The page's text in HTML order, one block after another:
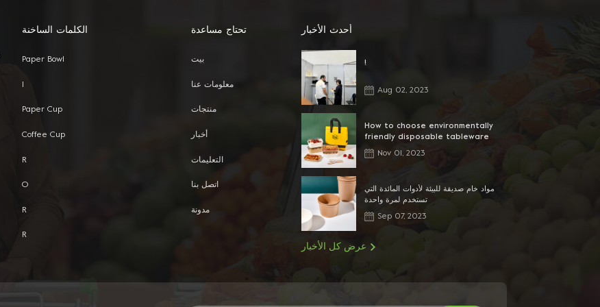
الكلمات الساخنة
Paper Bowl
Paper Cup
Coffee Cup
R
O
R
R
تحتاج مساعدة
بيت
معلومات عنا
منتجات
أخبار
التعليمات
اتصل بنا
مدونة
أحدث الأخبار
!
Aug 02, 2023
How to choose environmentally
friendly disposable tableware
Nov 01, 2023
مواد خام صديقة للبيئة لأدوات المائدة التي
تستخدم لمرة واحدة
Sep 07, 2023
عرض كل الأخبار